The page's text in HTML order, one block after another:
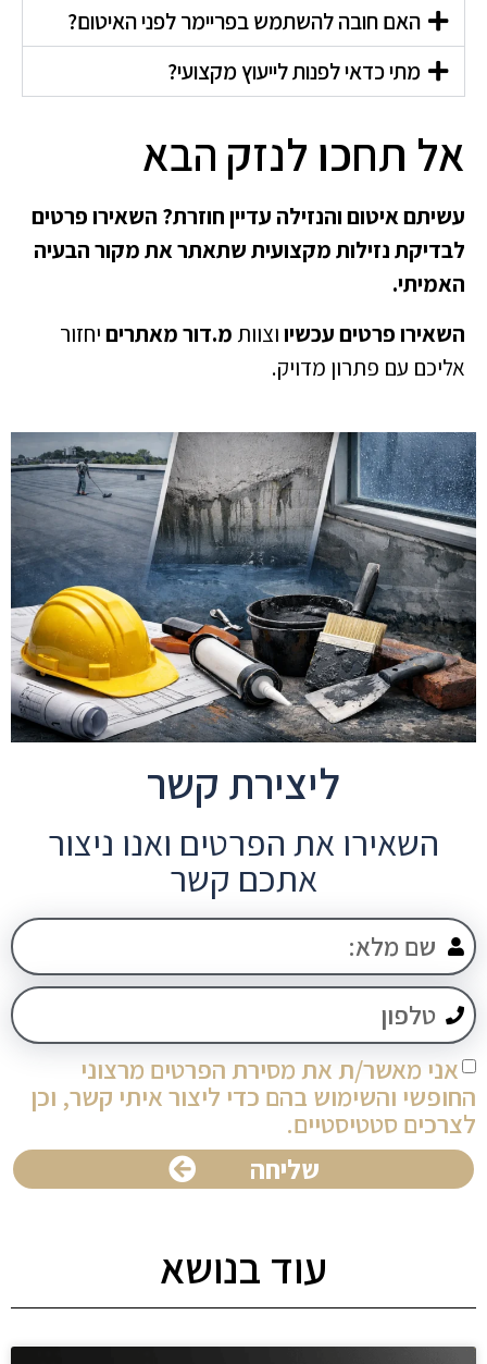
האם חובה להשתמש בפריימר לפני האיטום?
מתי כדאי לפנות לייעוץ מקצועי?
אל תחכו לנזק הבא
עשיתם איטום והנזילה עדיין חוזרת? השאירו פרטים
לבדיקת נזילות מקצועית שתאתר את מקור הבעיה
האמיתי.
השאירו פרטים עכשיווצוותמ.דור מאתריםיחזור
אליכם עם פתרון מדויק.
ליצירת קשר
השאירו את הפרטים ואנו ניצור
אתכם קשר
אני מאשר/ת את מסירת הפרטים מרצוני
החופשי והשימוש בהם כדי ליצור איתי קשר, וכן
לצרכים סטטיסטיים.
שליחה
עוד בנושא